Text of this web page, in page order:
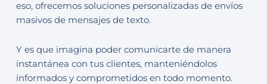
eso, ofrecemos soluciones personalizadas de envíos
masivos de mensajes de texto.
Y es que imagina poder comunicarte de manera
instantánea con tus clientes, manteniéndolos
informados y comprometidos en todo momento.